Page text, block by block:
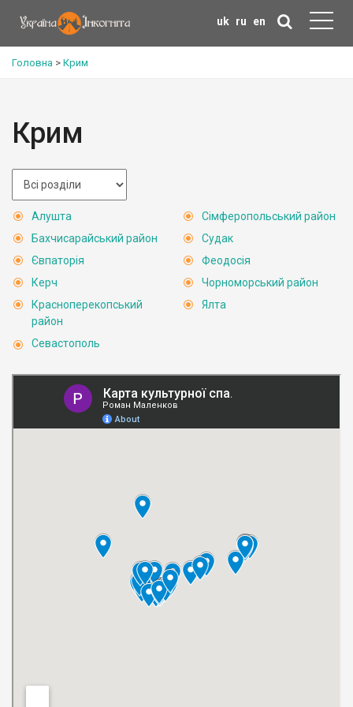
uk ru en
Головна > Крим
Крим
Алушта
Бахчисарайський район
Євпаторія
Керч
Красноперекопський
район
Севастополь
Сімферопольський район
Судак
Феодосія
Чорноморський район
Ялта